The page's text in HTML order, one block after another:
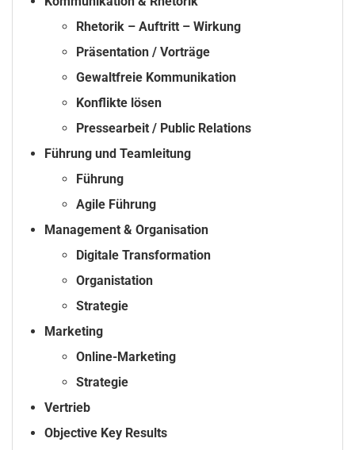
Rhetorik – Auftritt – Wirkung
Präsentation / Vorträge
Gewaltfreie Kommunikation
Konflikte lösen
Pressearbeit / Public Relations
Führung und Teamleitung
Führung
Agile Führung
Management & Organisation
Digitale Transformation
Organistation
Strategie
Marketing
Online-Marketing
Strategie
Vertrieb
Objective Key Results